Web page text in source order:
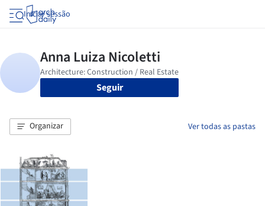
Iniciar sessão
Seguir
Organizar Ver todas as pastas